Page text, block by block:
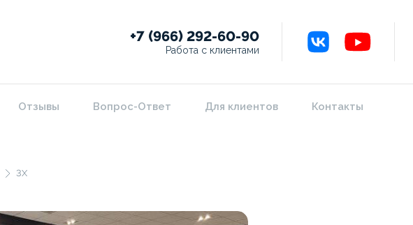
+7 (966) 292-60-90
Работа с клиентами
Отзывы Вопрос-Ответ Для клиентов Контакты
3X